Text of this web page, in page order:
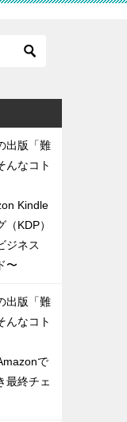
出版「難
んなコト
Kindle
KDP）
ジネス
〜
出版「難
んなコト
で
最終チェ